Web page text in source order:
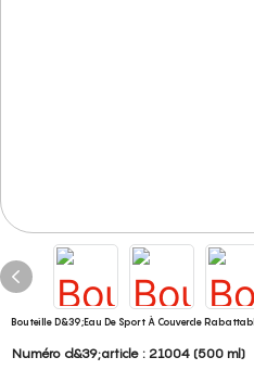
Bouteille D&39;eau De Sport À Couvercle
Numéro d&39;article : 21004 (500 ml)